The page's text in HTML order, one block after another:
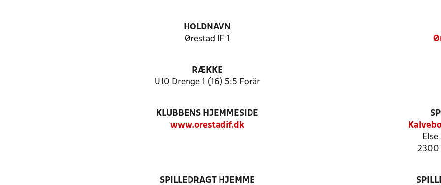
HOLDNAVN
Ørestad IF 1
RÆKKE
U10 Drenge 1 (16) 5:5 Forår
KLUBBENS HJEMMESIDE
www.orestadif.dk
2300
SPILLEDRAGT HJEMME